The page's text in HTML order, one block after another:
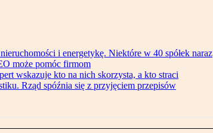
i energetykę. Niektóre w 40 spółek naraz
może pomóc firmom
wskazuje kto na nich skorzysta, a kto straci
Rząd spóźnia się z przyjęciem przepisów